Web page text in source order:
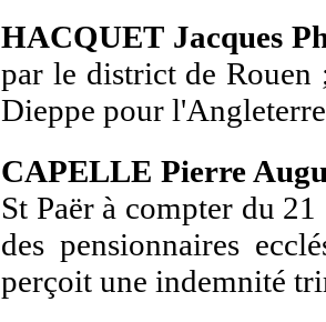
HACQUET Jacques
par le district de Rouen
Dieppe pour
CAPELLE Pierre
St Paër à compter du
des pensionnaires
perçoit une indemnité